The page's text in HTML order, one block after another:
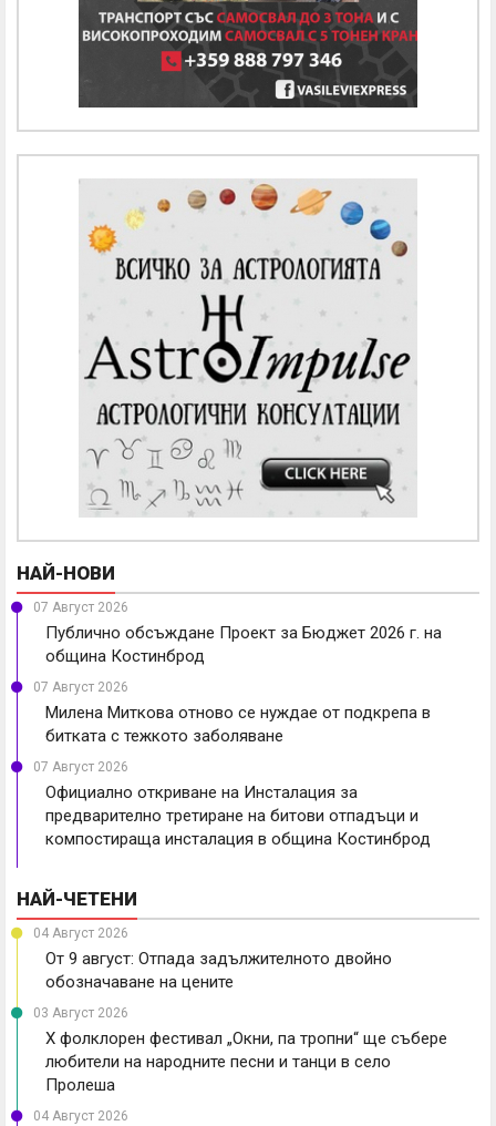
НАЙ-НОВИ
07 Август 2026
Публично обсъждане Проект за Бюджет 2026 г. на
община Костинброд
07 Август 2026
Милена Миткова отново се нуждае от подкрепа в
битката с тежкото заболяване
07 Август 2026
Официално откриване на Инсталация за
предварително третиране на битови отпадъци и
компостираща инсталация в община Костинброд
НАЙ-ЧЕТЕНИ
04 Август 2026
От 9 август: Отпада задължителното двойно
обозначаване на цените
03 Август 2026
X фолклорен фестивал „Окни, па тропни“ ще събере
любители на народните песни и танци в село
Пролеша
04 Август 2026